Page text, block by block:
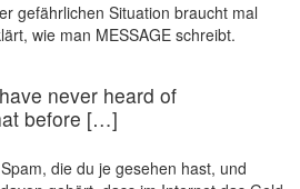
gefährlichen Situation braucht mal
wie man MESSAGE schreibt.
never heard of
before […]
die du je gesehen hast, und